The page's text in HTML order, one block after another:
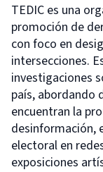
TEDIC es una
promoción de
con foco en
intersecciones.
investigaciones
país, abordando
encuentran la
desinformación,
electoral en
exposiciones